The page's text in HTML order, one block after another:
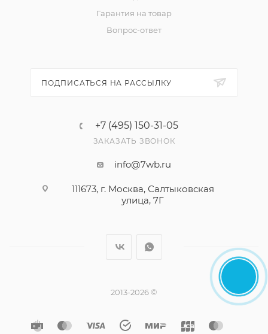
Гарантия на товар
Вопрос-ответ
ПОДПИСАТЬСЯ НА РАССЫЛКУ
+7 (495) 150-31-05
ЗАКАЗАТЬ ЗВОНОК
info@7wb.ru
111673, г. Москва, Салтыковская
улица, 7Г
2013-2026 ©